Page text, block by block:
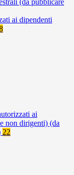
(da pubblicare
ai dipendenti
ai
non dirigenti) (da
22